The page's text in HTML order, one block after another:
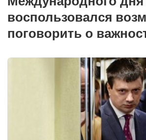
Сам себе доктор
Активный отдых
Лариса Ильченко
Орест Коваль
Тамара Кубракова
воспользовался
поговорить о